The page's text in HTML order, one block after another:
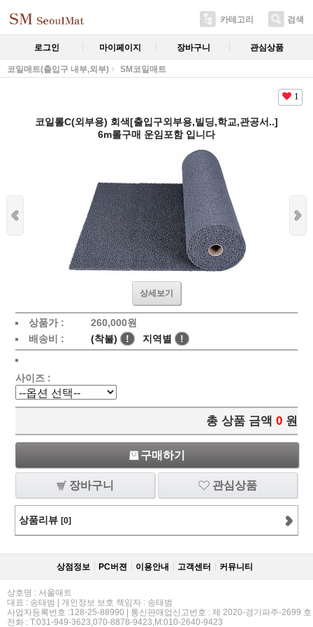
카테고리 검색
로그인 마이페이지 장바구니 관심상품
코일매트(출입구 내부,외부) SM코일매트
1
코일롤C(외부용) 회색[출입구외부용,빌딩,학교,관공서..]
6m롤구매 운임포함 입니다
상세보기
상품가 : 260,000원
배송비 :
(착불) ! 지역별 !
사이즈 :
총 상품 금액 0 원
구매하기
장바구니 관심상품
상품리뷰 [0]
상점정보 PC버젼 이용안내 고객센터 커뮤니티
상호명 : 서울매트
대표 : 송태범 | 개인정보 보호 책임자 : 송태범
사업자등록번호 :128-25-88990 | 통신판매업신고번호 : 제 2020-경기파주-2699 호
전화 : T:031-949-3623,070-8878-9423,M:010-2640-9423